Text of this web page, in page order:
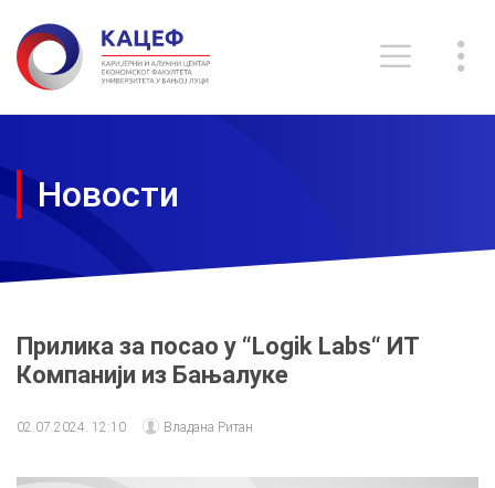
Новости
Прилика за посао у “Logik Labs“ ИТ
Компанији из Бањалуке
02.07.2024. 12:10 Владана Ритан